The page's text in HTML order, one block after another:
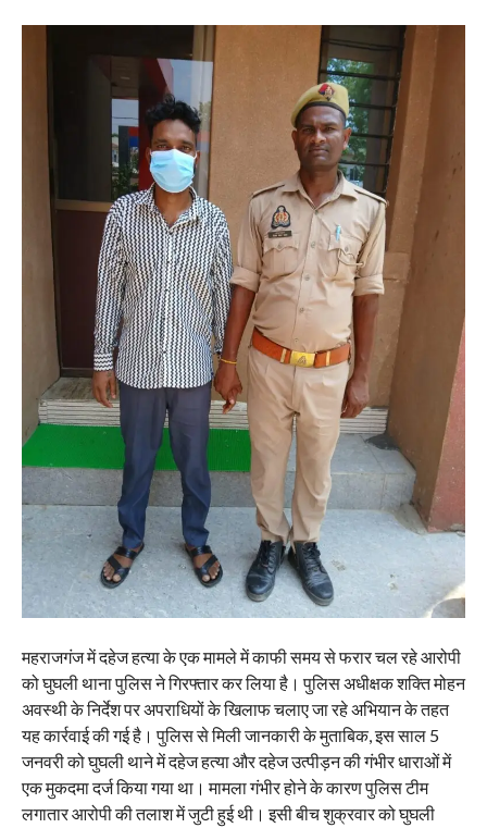
महराजगंज में दहेज हत्या के एक मामले में काफी समय से फरार चल रहे आरोपी
को घुघली थाना पुलिस ने गिरफ्तार कर लिया है। पुलिस अधीक्षक शक्ति मोहन
अवस्थी के निर्देश पर अपराधियों के खिलाफ चलाए जा रहे अभियान के तहत
यह कार्रवाई की गई है। पुलिस से मिली जानकारी के मुताबिक, इस साल 5
जनवरी को घुघली थाने में दहेज हत्या और दहेज उत्पीड़न की गंभीर धाराओं में
एक मुकदमा दर्ज किया गया था। मामला गंभीर होने के कारण पुलिस टीम
लगातार आरोपी की तलाश में जुटी हुई थी। इसी बीच शुक्रवार को घुघली